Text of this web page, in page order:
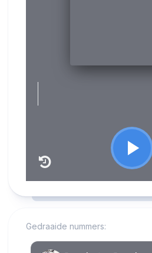
Gedraaide nummers: